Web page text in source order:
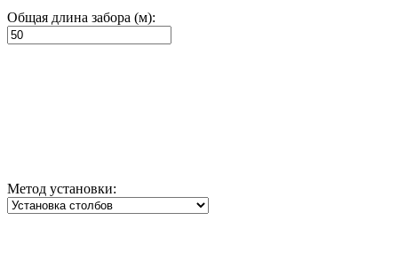
Общая длина забора (м):
Метод установки: